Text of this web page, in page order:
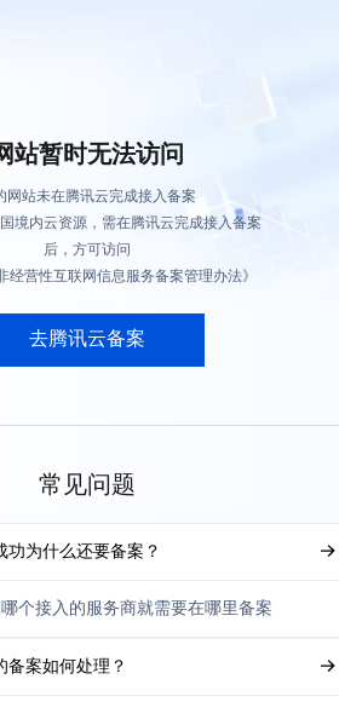
站暂时无法访问
网站未在腾讯云完成接入备案
境内云资源，需在腾讯云完成接入备案
后，方可访问
经营性互联网信息服务备案管理办法》
去腾讯云备案
常见问题
功为什么还要备案？
个接入的服务商就需要在哪里备案
备案如何处理？